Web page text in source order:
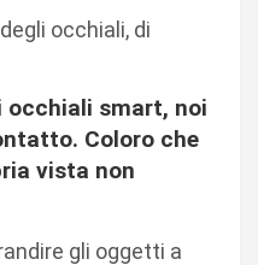
occhiali, di
occhiali smart, noi
Coloro che
vista non
gli oggetti a